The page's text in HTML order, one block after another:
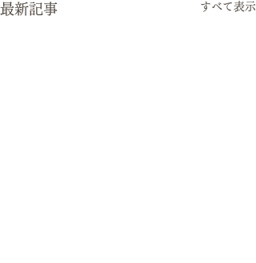
最新記事 すべて表示